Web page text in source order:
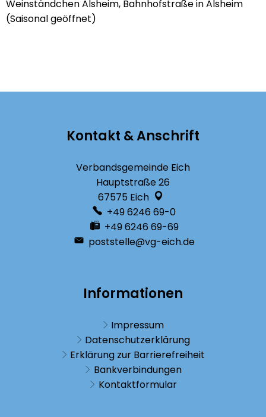
Weinständchen Alsheim, Bahnhofstraße in Alsheim
(Saisonal geöffnet)
Kontakt & Anschrift
Verbandsgemeinde Eich
Hauptstraße 26
67575 Eich
+49 6246 69-0
+49 6246 69-69
poststelle@vg-eich.de
Informationen
Impressum
Datenschutzerklärung
Erklärung zur Barrierefreiheit
Bankverbindungen
Kontaktformular